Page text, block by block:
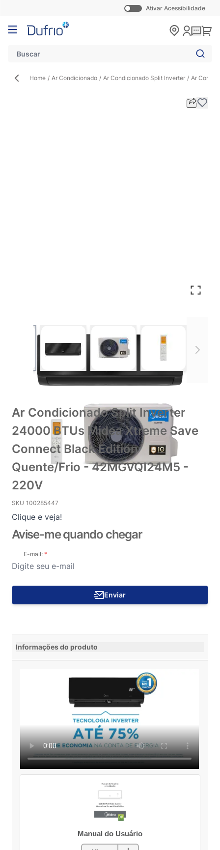
Ativar Acessibilidade
Pular para o conteúdo
Home / Ar Condicionado / Ar Condicionado Split Inverter / Ar
Ar Condicionado Split Inverter
24000 BTUs Midea Xtreme Save
Connect Black Edition
Quente/Frio - 42MGVQI24M5 -
220V
SKU 100285447
Clique e veja!
Avise-me quando chegar
E-mail:
Enviar
Informações do produto